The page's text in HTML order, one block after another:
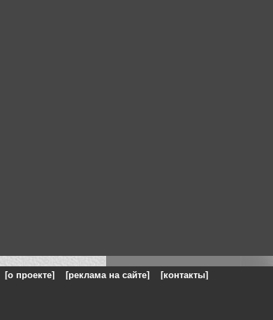
[о проекте] [реклама на сайте] [контакты]